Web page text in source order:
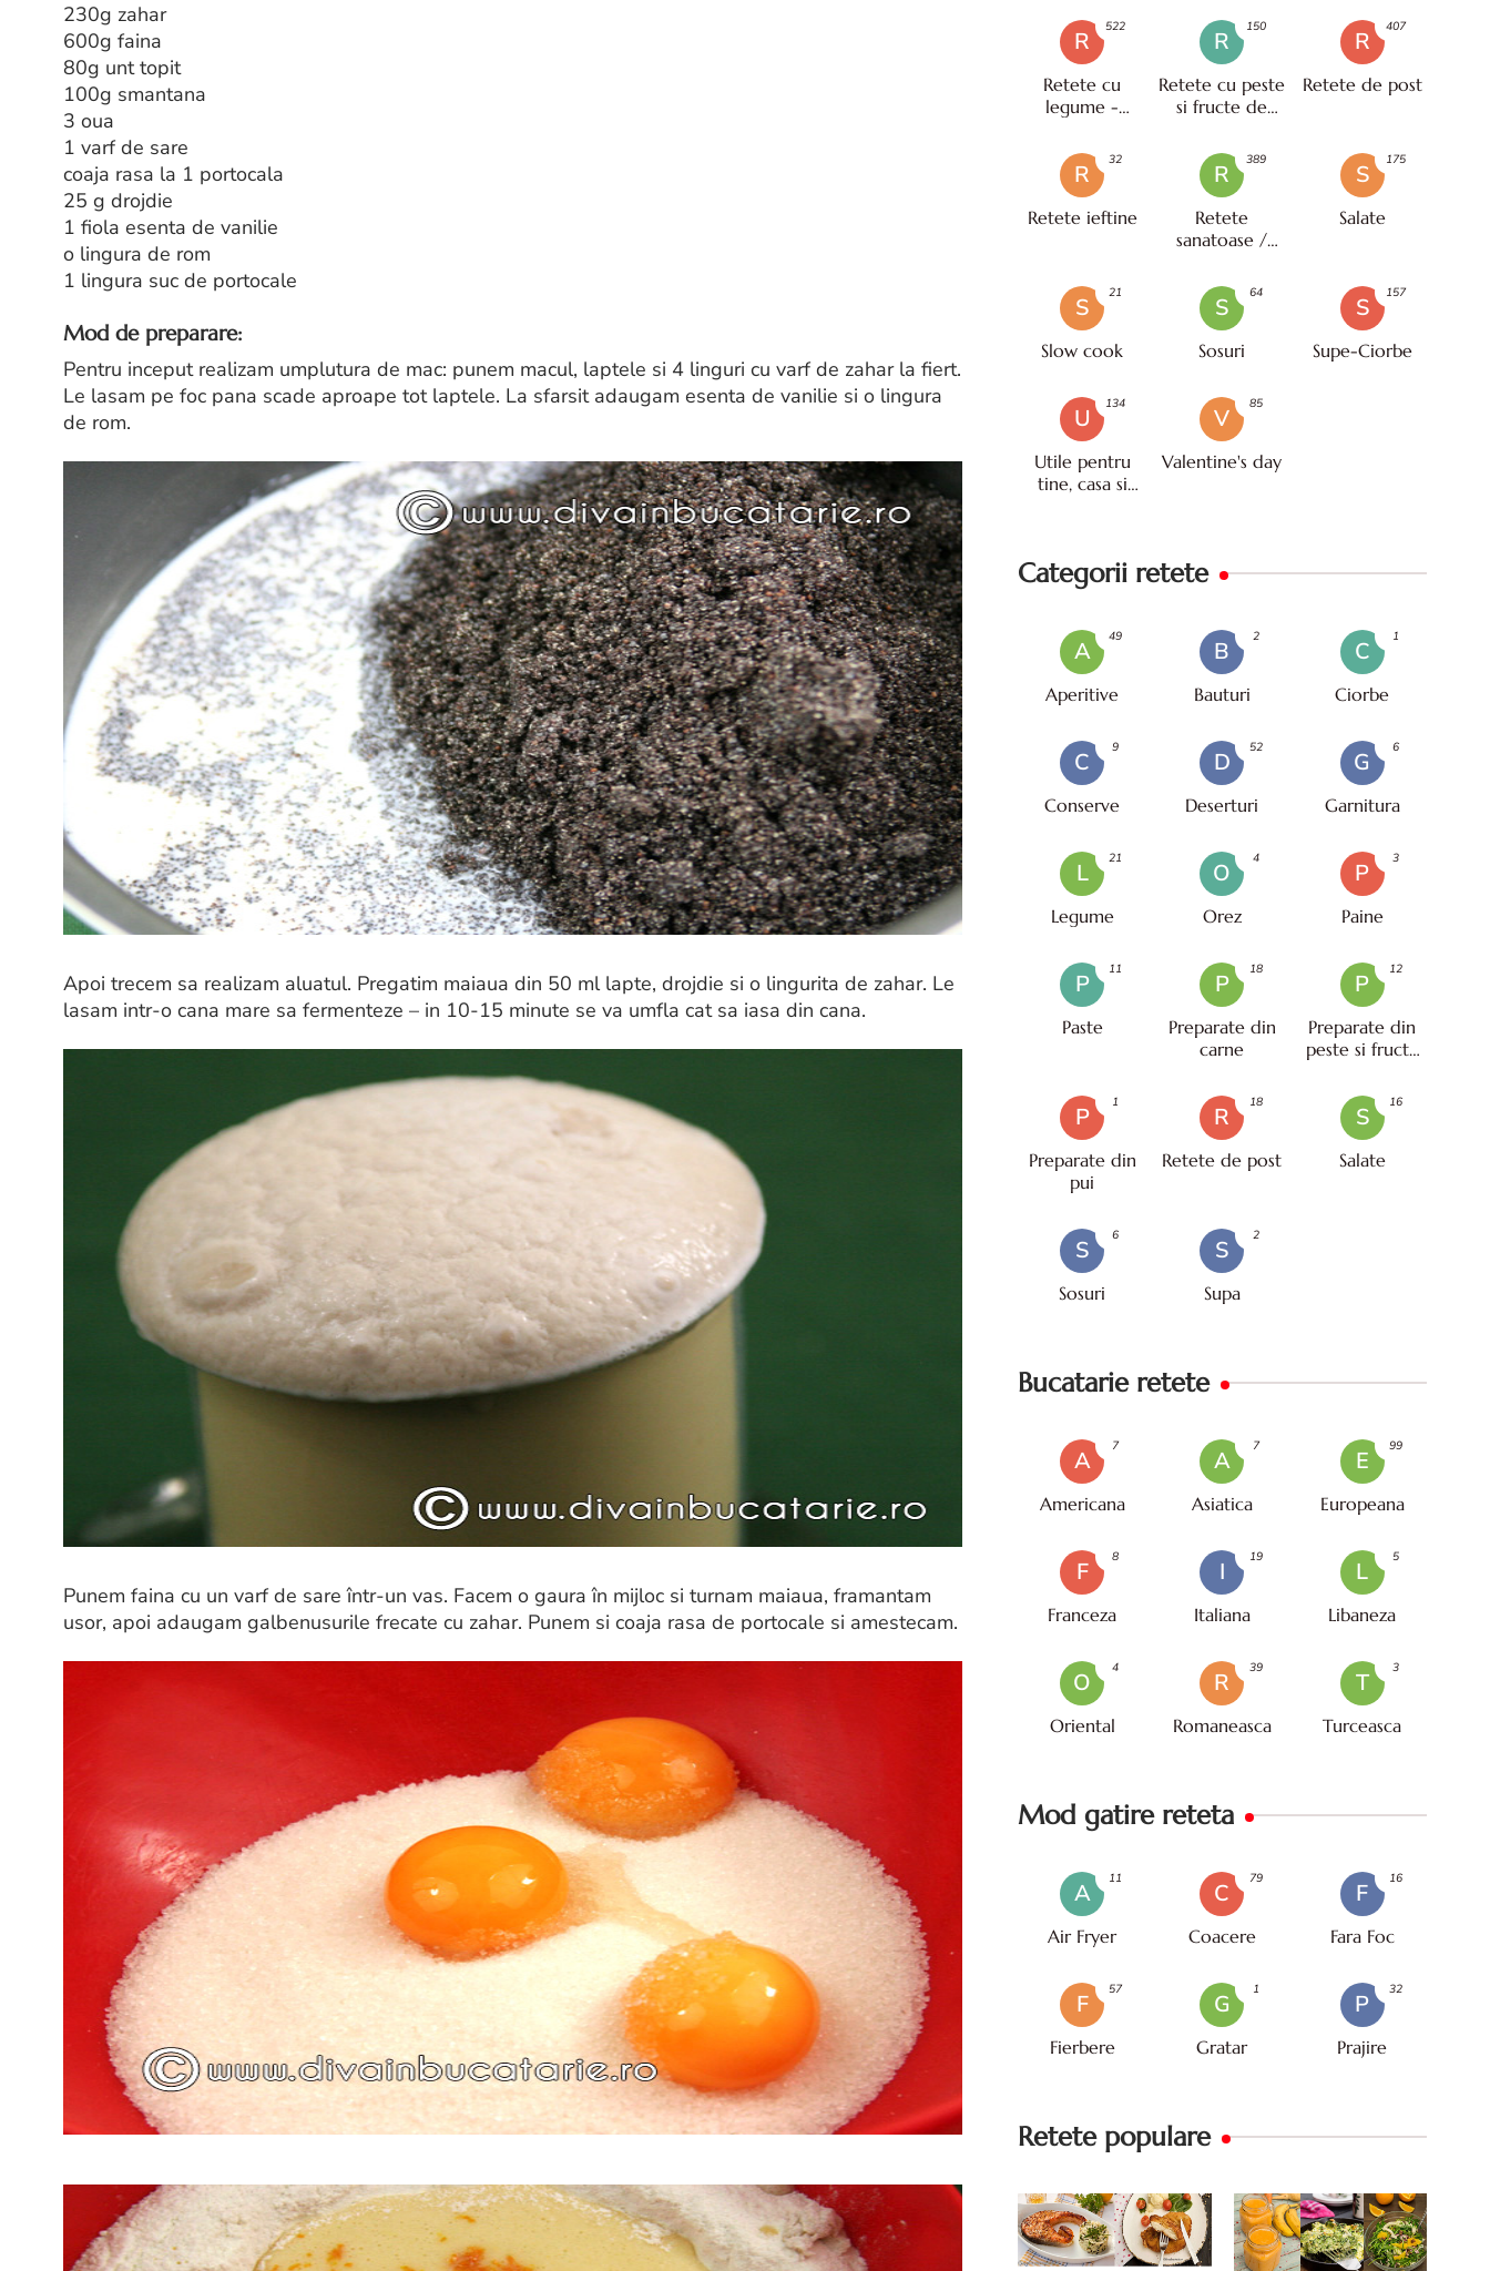
230g zahar
600g faina
80g unt topit
100g smantana
3 oua
1 varf de sare
coaja rasa la 1 portocala
25 g drojdie
1 fiola esenta de vanilie
o lingura de rom
1 lingura suc de portocale
Mod de preparare:
Pentru inceput realizam umplutura de mac: punem macul, laptele si 4 linguri cu varf de zahar la fiert.
Le lasam pe foc pana scade aproape tot laptele. La sfarsit adaugam esenta de vanilie si o lingura
de rom.
Apoi trecem sa realizam aluatul. Pregatim maiaua din 50 ml lapte, drojdie si o lingurita de zahar. Le
lasam intr-o cana mare sa fermenteze – in 10-15 minute se va umfla cat sa iasa din cana.
Punem faina cu un varf de sare într-un vas. Facem o gaura în mijloc si turnam maiaua, framantam
usor, apoi adaugam galbenusurile frecate cu zahar. Punem si coaja rasa de portocale si amestecam.
R
Retete cu
legume -
522
R
Retete cu peste
si fructe de
150
R
Retete de post
407
R
Retete ieftine
32
R
Retete
sanatoase /
389
S
Salate
175
S
Slow cook
21
S
Sosuri
64
S
Supe-Ciorbe
157
U
Utile pentru
tine, casa si
134
V
Valentine's day
85
Categorii retete
A
Aperitive
49
B
Bauturi
2
C
Ciorbe
1
C
Conserve
9
D
Deserturi
52
G
Garnitura
6
L
Legume
21
O
Orez
4
P
Paine
3
P
Paste
11
P
Preparate din
carne
18
P
Preparate din
peste si fructe
12
P
Preparate din
pui
1
R
Retete de post
18
S
Salate
16
S
Sosuri
6
S
Supa
2
Bucatarie retete
A
Americana
7
A
Asiatica
7
E
Europeana
99
F
Franceza
8
I
Italiana
19
L
Libaneza
5
O
Oriental
4
R
Romaneasca
39
T
Turceasca
3
Mod gatire reteta
A
Air Fryer
11
C
Coacere
79
F
Fara Foc
16
F
Fierbere
57
G
Gratar
1
P
Prajire
32
Retete populare